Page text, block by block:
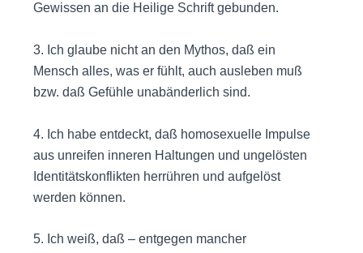
Gewissen an die Heilige Schrift gebunden.
3. Ich glaube nicht an den Mythos, daß ein
Mensch alles, was er fühlt, auch ausleben muß
bzw. daß Gefühle unabänderlich sind.
4. Ich habe entdeckt, daß homosexuelle Impulse
aus unreifen inneren Haltungen und ungelösten
Identitätskonflikten herrühren und aufgelöst
werden können.
5. Ich weiß, daß – entgegen mancher